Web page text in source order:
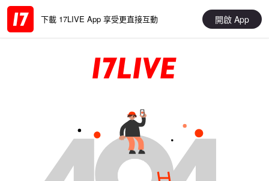
下載 17LIVE App 享受更直接互動 開啟 App